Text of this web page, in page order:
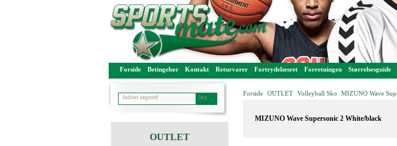
Forside Betingelser Kontakt Returvarer Fortrydelsesret Forretningen Størrelsesguide
OUTLET
Forside OUTLET Volleyball Sko MIZUNO Wave
MIZUNO Wave Supersonic 2 White/black